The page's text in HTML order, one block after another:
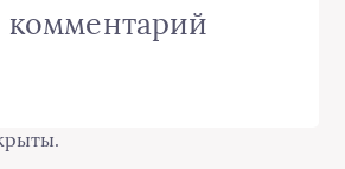
комментарий